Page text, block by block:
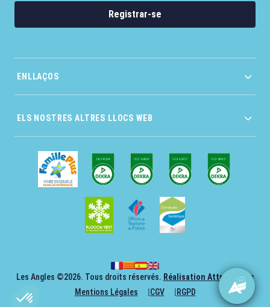
Registrar-se
ENLLAÇOS
ELS NOSTRES ALTRES LLOCS WEB
Les Angles ©2026. Tous droits réservés. Réalisation AttrapTemps
Mentions Légales
CGV RGPD